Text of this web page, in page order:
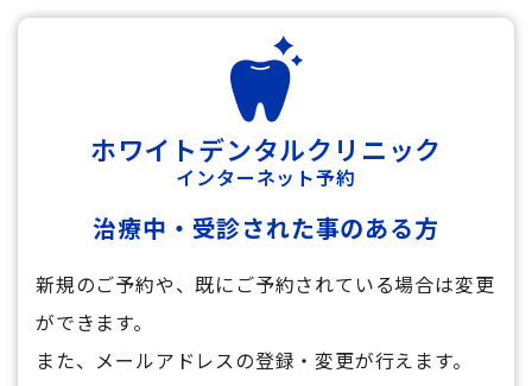
ホワイトデンタルクリニック
インターネット予約
治療中・受診された事のある方
新規のご予約や、既にご予約されている場合は変更
ができます。
また、メールアドレスの登録・変更が行えます。